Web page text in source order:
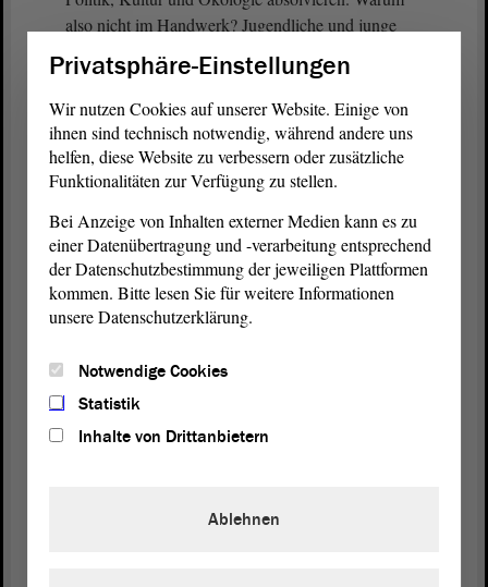
also nicht im Handwerk? Jugendliche und junge
Freiwilliges Jahr im Handwerk beginnen. Diese
Zeit könnte ohne Zeitverlust auf eine etwaige
spätere Lehre angerechnet werden. Ich denke, der
Beitrag zur Energiewende, zum Wohnungsbau und
zur Lebensmittelversorgung wäre immens. Es wäre
Menschen für die Arbeit zu begeistern.
Daher bitte ich, wie gesagt, um Zustimmung zu
unseremAntrag. - Herzlichen Dank.
Danke, Herr Keindorf. Es gibt nur eine Frage, von
probieren Sie es einmal. Machen Sie etwas daraus.
Privatsphäre-Einstellungen
Wir nutzen Cookies auf unserer Website. Einige von
ihnen sind technisch notwendig, während andere uns
helfen, diese Website zu verbessern oder zusätzliche
Funktionalitäten zur Verfügung zu stellen.
Bei Anzeige von Inhalten externer Medien kann es zu
einer Datenübertragung und -verarbeitung entsprechend
der Datenschutzbestimmung der jeweiligen Plattformen
kommen. Bitte lesen Sie für weitere Informationen
unsere Datenschutzerklärung.
Notwendige Cookies
Statistik
Inhalte von Drittanbietern
Ablehnen